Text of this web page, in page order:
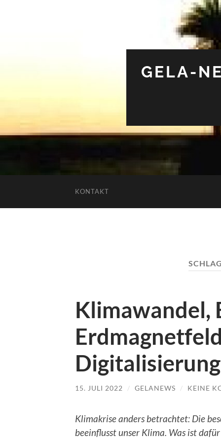
GELA-
KONTAKT
Klimawandel,
Digitalisierung
15. JULI 2022 / GELANEWS / KEINE
Klimakrise anders betrachtet: Die
beeinflusst unser Klima. Was ist